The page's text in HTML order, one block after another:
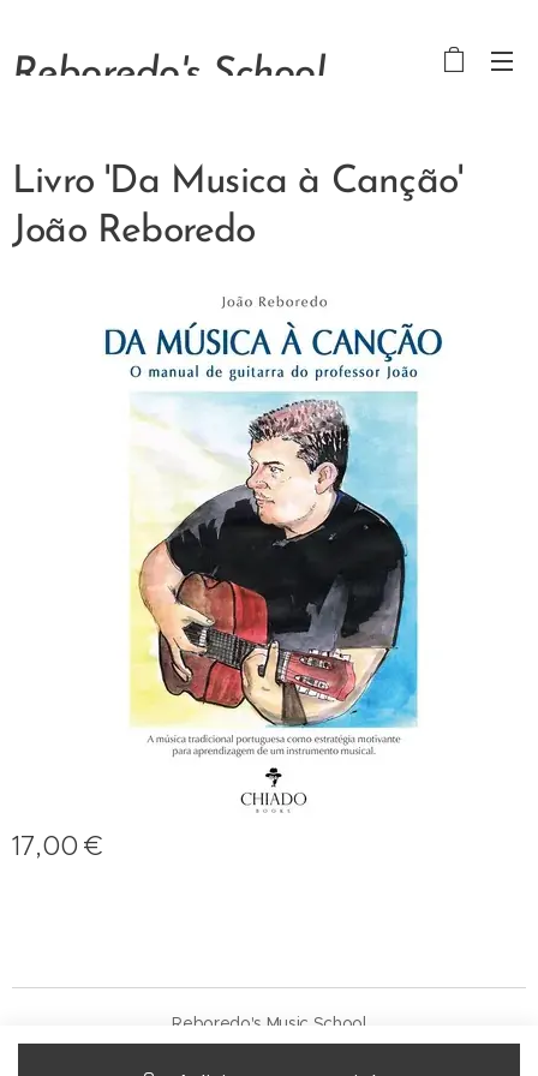
Reboredo's School
Livro 'Da Musica à Canção'
João Reboredo
17,00 €
Reboredo's Music School